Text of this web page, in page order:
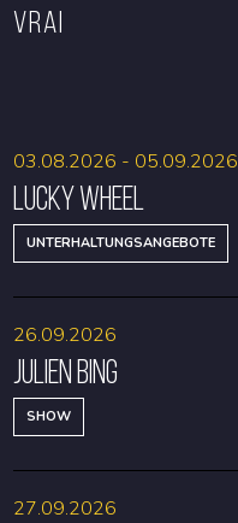
VRAI
Lucky Wheel
UNTERHALTUNGSANGEBOTE
03.08.2026 - 05.09.2026
Julien Bing
SHOW
26.09.2026
27.09.2026